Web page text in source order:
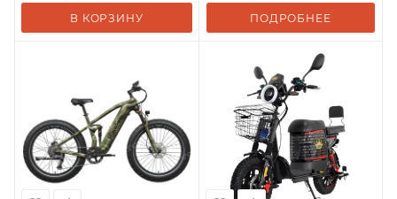
В КОРЗИНУ ПОДРОБНЕЕ